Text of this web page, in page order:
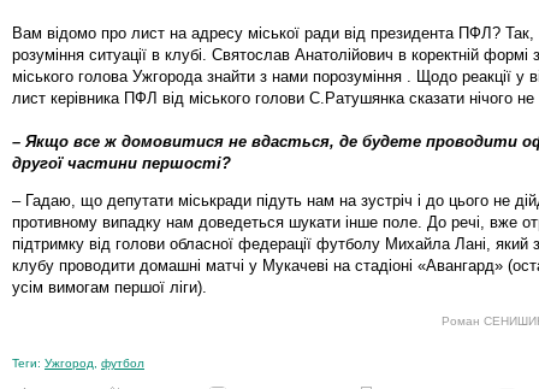
Вам відомо про лист на адресу міської ради від президента ПФЛ?
розуміння ситуації в клубі. Святослав Анатолійович в коректній формі
міського голова Ужгорода знайти з нами порозуміння . Щодо реакції у
лист керівника ПФЛ від міського голови С.Ратушянка сказати нічого
– Якщо все ж домовитися не вдасться, де будете проводити
другої частини першості?
– Гадаю, що депутати міськради підуть нам на зустріч і до цього не
противному випадку нам доведеться шукати інше поле. До речі, вже
підтримку від голови обласної федерації футболу Михайла Лані, який
клубу проводити домашні матчі у Мукачеві на стадіоні «Авангард»
усім вимогам першої ліги).
Роман
Теги: Ужгород футбол